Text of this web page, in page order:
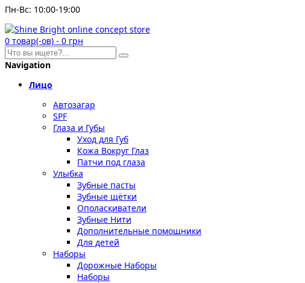
Пн-Вс: 10:00-19:00
0 товар(-ов) - 0 грн
Navigation
Лицо
Автозагар
SPF
Глаза и Губы
Уход для Губ
Кожа Вокруг Глаз
Патчи под глаза
Улыбка
Зубные пасты
Зубные щётки
Ополаскиватели
Зубные Нити
Дополнительные помощники
Для детей
Наборы
Дорожные Наборы
Наборы